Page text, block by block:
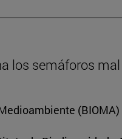
los semáforos